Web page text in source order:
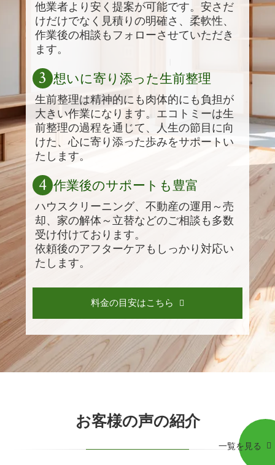
他業者より安く提案が可能です。安さだ
けだけでなく見積りの明確さ、柔軟性、
作業後の相談もフォローさせていただき
ます。
想いに寄り添った生前整理
生前整理は精神的にも肉体的にも負担が
大きい作業になります。エコトミーは生
前整理の過程を通じて、人生の節目に向
けた、心に寄り添った歩みをサポートい
たします。
3
作業後のサポートも豊富
ハウスクリーニング、不動産の運用～売
却、家の解体～立替などのご相談も多数
受け付けております。
依頼後のアフターケアもしっかり対応い
たします。
4
料金の目安はこちら
お客様の声の紹介
一覧を見る